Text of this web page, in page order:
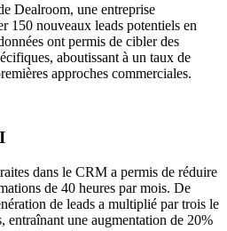
Dealroom, une entreprise
150 nouveaux leads potentiels en
ont permis de cibler des
aboutissant à un taux de
approches commerciales.
dans le CRM a permis de réduire
de 40 heures par mois. De
de leads a multiplié par trois le
entraînant une augmentation de 20%